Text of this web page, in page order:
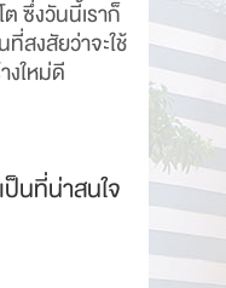
ซึ่งวันนี้เราก็
สงสัยว่าจะใช้
งใหม่ดี
ป็นที่น่าสนใจ